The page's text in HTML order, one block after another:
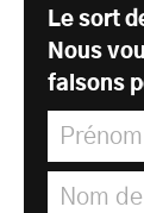
Le sort
Nous
faisons
Prénom
Nom de